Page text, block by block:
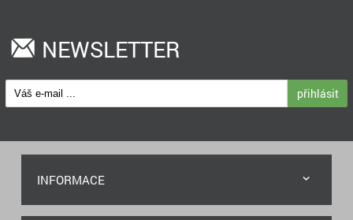
NEWSLETTER
přihlásit
INFORMACE